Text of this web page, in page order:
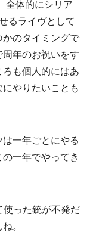
全体的にシリア
るライヴとして
のタイミングで
年のお祝いをす
も個人的にはあ
やりたいことも
一年ごとにやる
一年でやってき
使った銃が不発だ
。